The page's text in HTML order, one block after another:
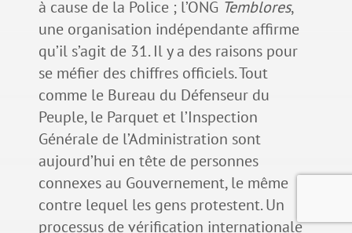
à cause de la Police ; l’ONG Temblores,
une organisation indépendante affirme
qu’il s’agit de 31. Il y a des raisons pour
se méfier des chiffres officiels. Tout
comme le Bureau du Défenseur du
Peuple, le Parquet et l’Inspection
Générale de l’Administration sont
aujourd’hui en tête de personnes
connexes au Gouvernement, le même
contre lequel les gens protestent. Un
processus de vérification internationale